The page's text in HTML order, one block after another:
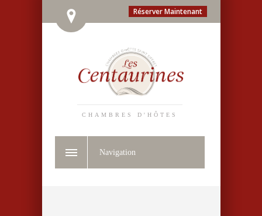
Réserver Maintenant
CHAMBRES D'HÔTES
Navigation